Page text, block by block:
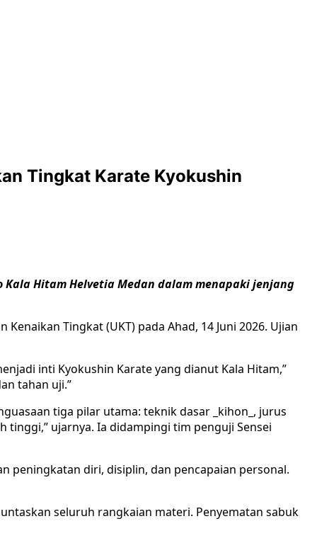
Tingkat Karate Kyokushin
Hitam Helvetia Medan dalam menapaki jenjang
Tingkat (UKT) pada Ahad, 14 Juni 2026. Ujian
inti Kyokushin Karate yang dianut Kala Hitam,”
tahan uji.”
tiga pilar utama: teknik dasar _kihon_, jurus
tinggi,” ujarnya. Ia didampingi tim penguji Sensei
peningkatan diri, disiplin, dan pencapaian personal.
seluruh rangkaian materi. Penyematan sabuk